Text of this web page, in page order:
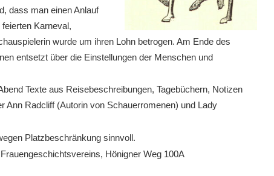
dass man einen Anlauf
Karneval,
wurde um ihren Lohn betrogen. Am Ende des
entsetzt über die Einstellungen der Menschen und
Texte aus Reisebeschreibungen, Tagebüchern, Notizen
Ann Radcliff (Autorin von Schauerromenen) und Lady
Platzbeschränkung sinnvoll.
Hönigner Weg 100A